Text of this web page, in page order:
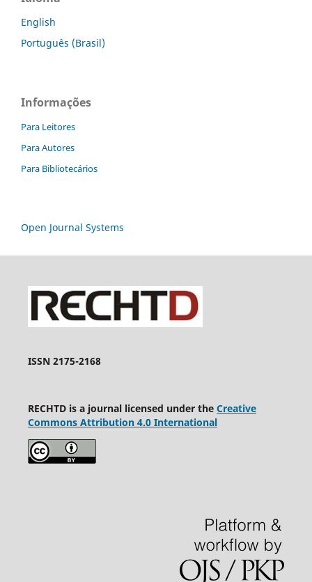
English
Português (Brasil)
Informações
Para Leitores
Para Autores
Para Bibliotecários
Open Journal Systems
ISSN 2175-2168
RECHTD is a journal licensed under the Creative
Commons Attribution 4.0 International